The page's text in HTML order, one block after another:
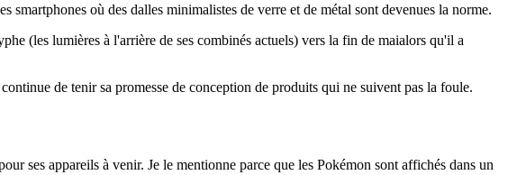
où des dalles minimalistes de verre et de métal sont devenues la norme.
(les lumières à l'arrière de ses combinés actuels) vers la fin de maialors qu'il a
de tenir sa promesse de conception de produits qui ne suivent pas la foule.
ses appareils à venir. Je le mentionne parce que les Pokémon sont affichés dans un